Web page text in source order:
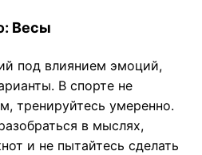
Весы
под влиянием эмоций,
В спорте не
тренируйтесь умеренно.
в мыслях,
и не пытайтесь сделать